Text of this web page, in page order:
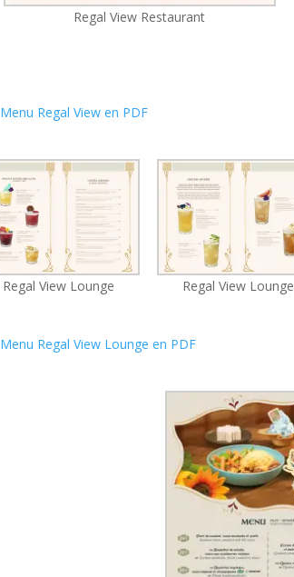
Regal View Restaurant
Menu Regal View en PDF
Regal View Lounge Regal View Lounge
Menu Regal View Lounge en PDF